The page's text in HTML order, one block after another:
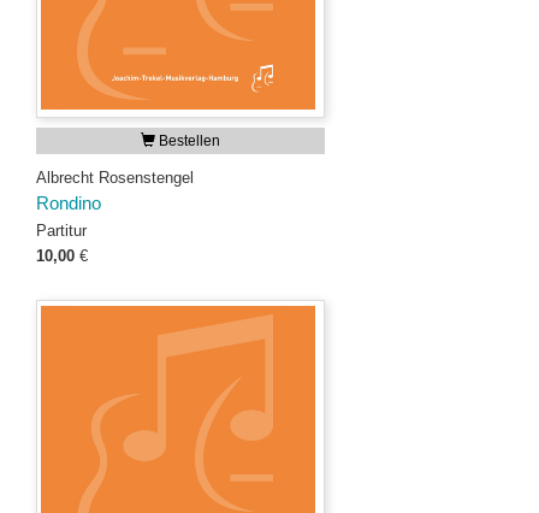
Bestellen
Albrecht Rosenstengel
Rondino
Partitur
10,00 €